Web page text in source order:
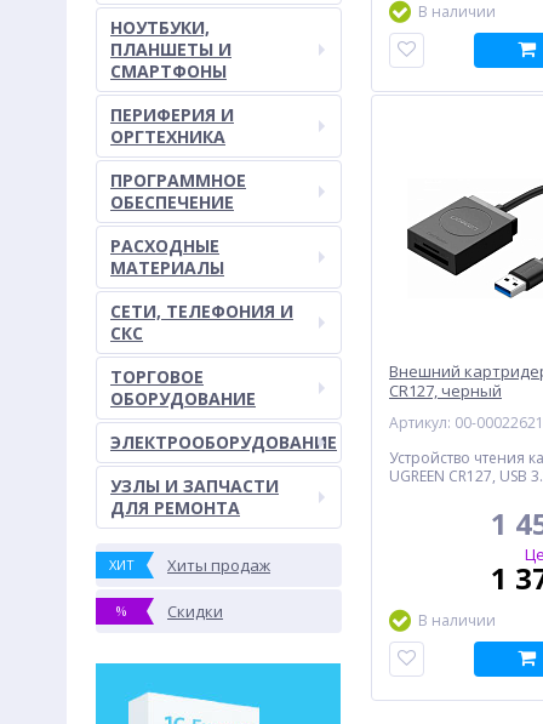
НОУТБУКИ,
ПЛАНШЕТЫ И
СМАРТФОНЫ
ПЕРИФЕРИЯ И
ОРГТЕХНИКА
ПРОГРАММНОЕ
ОБЕСПЕЧЕНИЕ
РАСХОДНЫЕ
МАТЕРИАЛЫ
СЕТИ, ТЕЛЕФОНИЯ И
СКС
ТОРГОВОЕ
ОБОРУДОВАНИЕ
ЭЛЕКТРООБОРУДОВАНИЕ
УЗЛЫ И ЗАПЧАСТИ
ДЛЯ РЕМОНТА
ХИТ Хиты продаж
% Скидки
В наличии
Внешний
CR127, черный
Артикул: 00-00022621
Устройство чтения
UGREEN CR127, USB
1
1
В наличии